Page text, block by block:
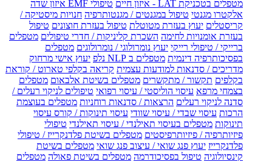
מטפלים בטכניקת LAT - איזון חיים
טיפולי EMF איזון שדה
אלקטרו מגנטי טיפול במגנטים / מגנטותרפיה חנויות מיסטיקה /
קריסטלים יעוץ בעזרת מטוטלת טיפול בעזרת חוצונים טיפול
בעזרת אומנויות לחימה השכרת קליניקות / חדרי טיפולים מטפלים
ברייקי / טיפולי רייקי יעוץ נומרולוגי / נומרולוגים מטפלים
בפסיכותרפיה דינמית מטפלים ב NLP נלפ
יעוץ אישי מרחוק
מדריכים / סדנאות למודעות עצמית קריאה בקלפי טארוט / קוראת
בקלפים תקשור / מתקשרים מטפלים בשיטת אלבאום מטפלים
בצמחי מרפא עיסוי הוליסטי / עיסוי רפואי טיפולים לניקוי רעלים /
סדנה לניקוי רעלים הרצאות / סדנאות רוחניות מטפלים בעוצמת
הרכות עיסוי שבדי / עיסוי שוודי עיסוי תינוקות / קורס עיסוי
תינוקות מטפלים בעיסוי תאילנדי / עיסוי תאילנדי טיפולי
פיזיותרפיה / פיזיותרפיסטים מטפלים בשיטת פלדנקרייז / טיפולי
פלדנקרייז יעוץ פנג שואי / עיצוב פנג שואי מטפלים בשיטת
קינסיולוגיה טיפול בפסיכודרמה מטפלים בשיטת פאולה מטפלים